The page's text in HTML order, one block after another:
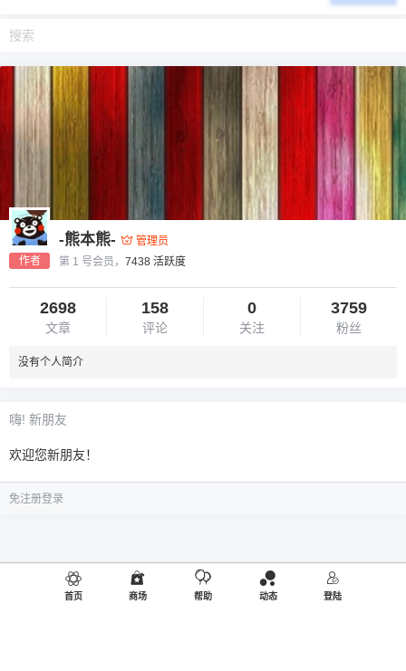
作者
-熊本熊-
管理员
第 1 号会员， 7438 活跃度
2698
文章
158
评论
0
关注
3759
粉丝
没有个人简介
嗨! 新朋友
欢迎您新朋友！
免注册登录
首页 商场 帮助 动态 登陆